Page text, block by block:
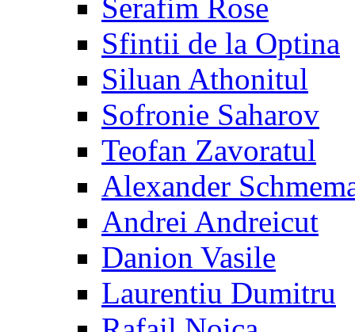
Serafim Rose
Sfintii de la Optina
Siluan Athonitul
Sofronie Saharov
Teofan Zavoratul
Alexander
Andrei Andreicut
Danion Vasile
Laurentiu Dumitru